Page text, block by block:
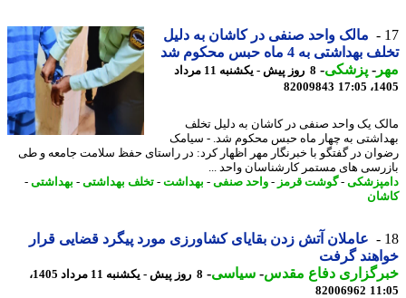
مالک واحد صنفی در کاشان به دلیل
به 4 ماه حبس محکوم شد
-پزشکی-
8 روز پیش - یکشنبه 11 مرداد
82009843
یک واحد صنفی در کاشان به دلیل تخلف
به چهار ماه حبس محکوم شد. - سیامک
در گفتگو با خبرنگار مهر اظهار کرد: در راستای حفظ سلامت جامعه و طی
های مستمر کارشناسان واحد ...
-گوشت قرمز- واحد صنفی-بهداشت -تخلف بهداشتی-بهداشتی-
عاملان آتش زدن بقایای کشاورزی مورد پیگرد قضایی قرار
گرفت
دفاع مقدس-سیاسی-
8 روز پیش - یکشنبه 11 مرداد 1405،
82006962